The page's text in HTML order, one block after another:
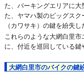
た、パーキングエリアに
た、ヤマハ製のビッグス
（カワサキ）の鍵を紛失し
これらのような大網白里
に、付近を巡回している鍵
大網白里市のバイクの鍵